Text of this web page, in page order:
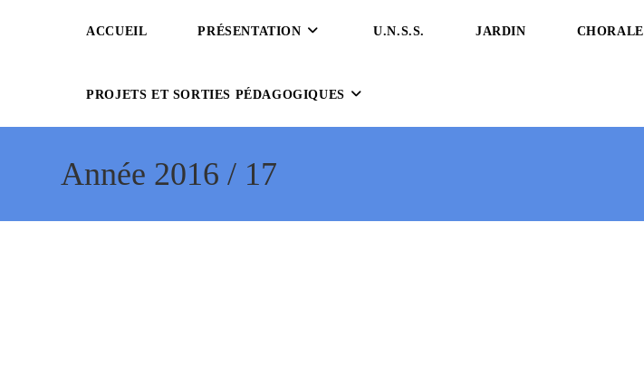
ACCUEIL PRÉSENTATION U.N.S.S. JARDIN CHORALE
PROJETS ET SORTIES PÉDAGOGIQUES
Année 2016 / 17